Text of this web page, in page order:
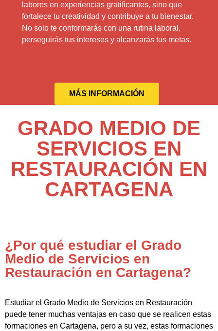
labores en experiencias gratificantes, sino que
fortalece tu creatividad y contribuye a tu bienestar.
No solo te conformarás con una rutina laboral,
perseguirás tus intereses y alcanzarás tus metas.
MÁS INFORMACIÓN
GRADO MEDIO DE
SERVICIOS EN
RESTAURACIÓN EN
CARTAGENA
¿Por qué estudiar el Grado
Medio de Servicios en
Restauración en Cartagena?
Estudiar el Grado Medio de Servicios en Restauración
puede tener muchas ventajas en caso que se realicen estas
formaciones en Cartagena, pero a su vez, estas formaciones